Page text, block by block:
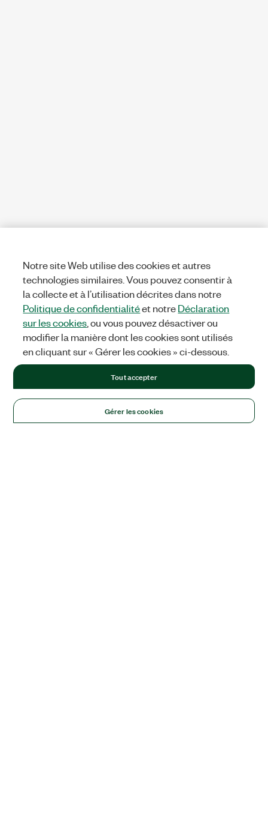
Notre site Web utilise des cookies et autres
technologies similaires. Vous pouvez consentir à
la collecte et à l’utilisation décrites dans notre
Politique de confidentialitéet notreDéclaration
sur les cookies , ou vous pouvez désactiver ou
modifier la manière dont les cookies sont utilisés
en cliquant sur « Gérer les cookies » ci-dessous.
Gérer les cookies
Tout accepter